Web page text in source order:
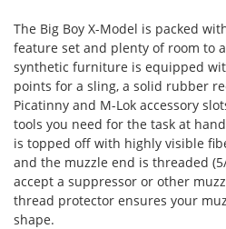
The Big Boy X-Model is packed
feature set and plenty of room to
synthetic furniture is equipped
points for a sling, a solid rubber
Picatinny and M-Lok accessory
tools you need for the task at
is topped off with highly visible
and the muzzle end is threaded
accept a suppressor or other
thread protector ensures your
shape.